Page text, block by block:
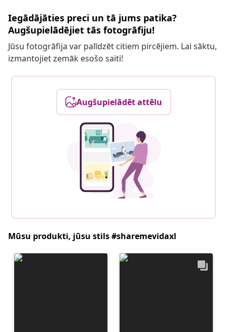
Iegādājāties preci un tā jums patika?
Augšupielādējiet tās fotogrāfiju!
Jūsu fotogrāfija var palīdzēt citiem pircējiem. Lai sāktu,
izmantojiet zemāk esošo saiti!
Augšupielādēt attēlu
Mūsu produkti, jūsu stils #sharemevidaxl